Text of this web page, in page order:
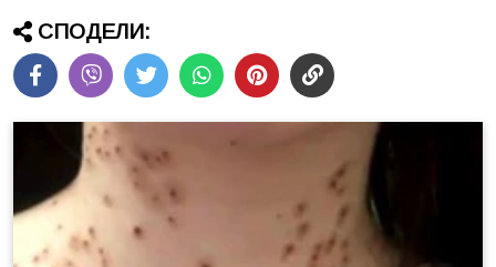
СПОДЕЛИ: